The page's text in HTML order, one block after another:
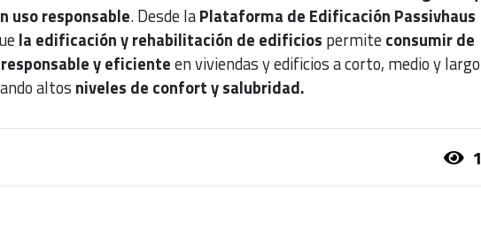
uso responsable. Desde laPlataforma de Edificación Passivhaus
la edificación y rehabilitación de edificios permiteconsumir de
y eficienteen viviendas y edificios a corto, medio y largo
altos niveles de confort y salubridad.